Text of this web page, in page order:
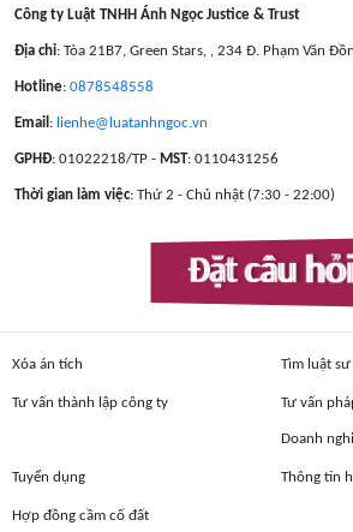
Công ty Luật TNHH Ánh Ngọc Justice & Trust
Địa chỉ: Tòa 21B7, Green Stars, , 234 Đ. Phạm Văn
Hotline: 0878548558
Email : lienhe@luatanhngoc.vn
GPHĐ: 01022218/TP - MST: 0110431256
Thời gian làm việc: Thứ 2 - Chủ nhật (7:30 - 22:00)
Đặt câu
Xóa án tích Tìm luật sư
Tư vấn thành lập công ty Tư vấn
Doanh
Tuyển dụng Thông tin
Hợp đồng cầm cố đất